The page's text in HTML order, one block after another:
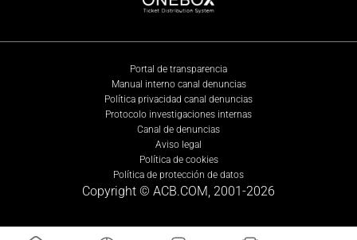
Portal de transparencia
Manual interno canal denuncias
Política privacidad canal denuncias
Protocolo investigaciones internas
Canal de denuncias
Aviso legal
Política de cookies
Política de protección de datos
Copyright © ACB.COM, 2001-2026